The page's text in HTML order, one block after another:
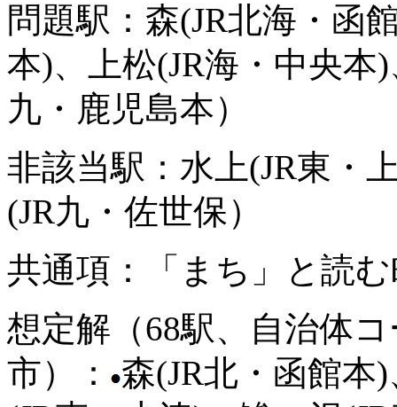
問題駅：森(JR北海・函
本)、上松(JR海・中央本
九・鹿児島本）
非該当駅：水上(JR東・
(JR九・佐世保）
共通項：「まち」と読
想定解（68駅、自治体
市）：
森(JR北・函館本